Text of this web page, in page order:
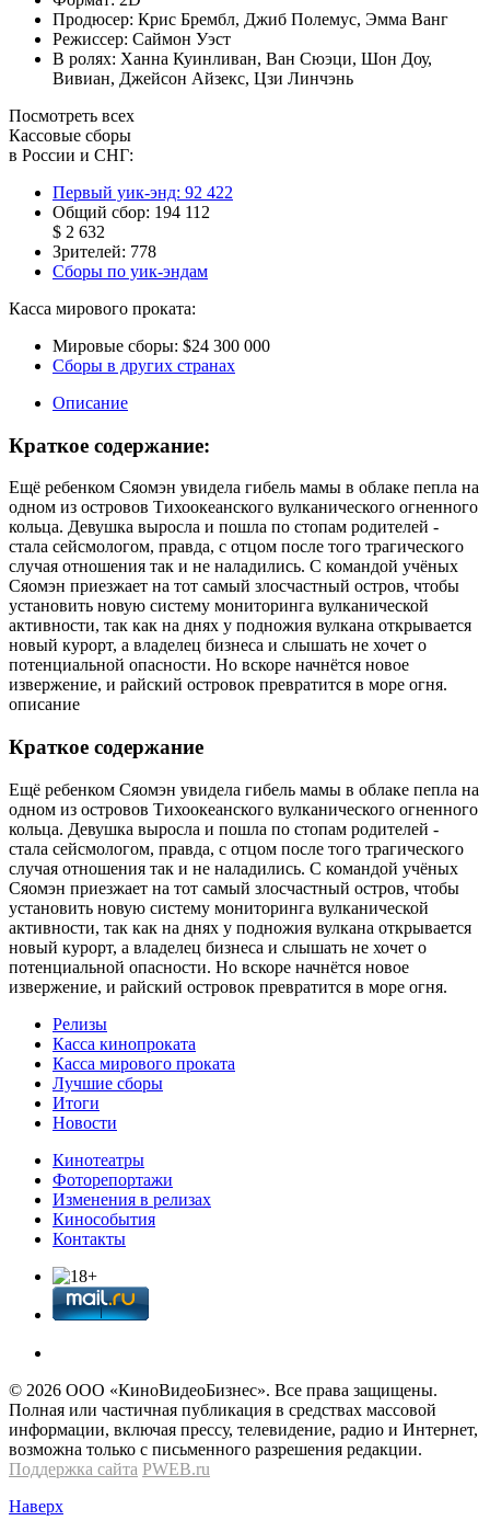
Продюсер: Крис Брембл, Джиб Полемус, Эмма Ванг
Режиссер: Саймон Уэст
В ролях: Ханна Куинливан, Ван Сюэци, Шон Доу,
Вивиан, Джейсон Айзекс, Цзи Линчэнь
Посмотреть всех
Кассовые сборы
в России и СНГ:
Первый уик-энд: 92 422
Общий сбор: 194 112
$ 2 632
Зрителей: 778
Сборы по уик-эндам
Касса мирового проката:
Мировые сборы: $24 300 000
Сборы в других странах
Описание
Краткое содержание:
Ещё ребенком Сяомэн увидела гибель мамы в облаке пепла на
одном из островов Тихоокеанского вулканического огненного
кольца. Девушка выросла и пошла по стопам родителей -
стала сейсмологом, правда, с отцом после того трагического
случая отношения так и не наладились. С командой учёных
Сяомэн приезжает на тот самый злосчастный остров, чтобы
установить новую систему мониторинга вулканической
активности, так как на днях у подножия вулкана открывается
новый курорт, а владелец бизнеса и слышать не хочет о
потенциальной опасности. Но вскоре начнётся новое
извержение, и райский островок превратится в море огня.
описание
Краткое содержание
Ещё ребенком Сяомэн увидела гибель мамы в облаке пепла на
одном из островов Тихоокеанского вулканического огненного
кольца. Девушка выросла и пошла по стопам родителей -
стала сейсмологом, правда, с отцом после того трагического
случая отношения так и не наладились. С командой учёных
Сяомэн приезжает на тот самый злосчастный остров, чтобы
установить новую систему мониторинга вулканической
активности, так как на днях у подножия вулкана открывается
новый курорт, а владелец бизнеса и слышать не хочет о
потенциальной опасности. Но вскоре начнётся новое
извержение, и райский островок превратится в море огня.
Релизы
Касса кинопроката
Касса мирового проката
Лучшие сборы
Итоги
Новости
Кинотеатры
Фоторепортажи
Изменения в релизах
Кинособытия
Контакты
© 2026 OOО «КиноВидеоБизнес». Все права защищены.
Полная или частичная публикация в средствах массовой
информации, включая прессу, телевидение, радио и Интернет,
возможна только с письменного разрешения редакции.
Поддержка сайта PWEB.ru
Наверх